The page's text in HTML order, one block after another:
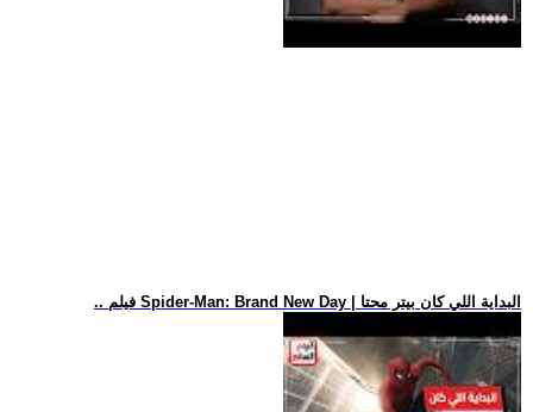
.. فيلم Spider-Man: Brand New Day | البداية اللي كان بيتر محتا